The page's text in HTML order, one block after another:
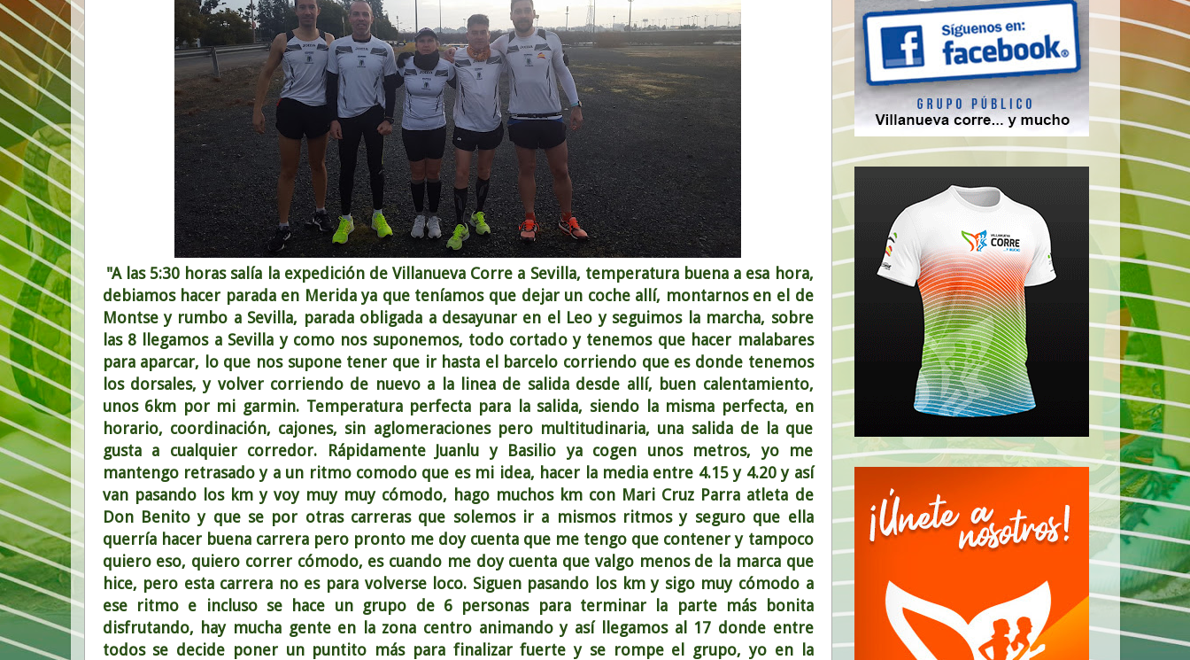
"A las 5:30 horas salía la expedición de Villanueva Corre a Sevilla, temperatura buena a esa hora,
debiamos hacer parada en Merida ya que teníamos que dejar un coche allí, montarnos en el de
Montse y rumbo a Sevilla, parada obligada a desayunar en el Leo y seguimos la marcha, sobre
las 8 llegamos a Sevilla y como nos suponemos, todo cortado y tenemos que hacer malabares
para aparcar, lo que nos supone tener que ir hasta el barcelo corriendo que es donde tenemos
los dorsales, y volver corriendo de nuevo a la linea de salida desde allí, buen calentamiento,
unos 6km por mi garmin. Temperatura perfecta para la salida, siendo la misma perfecta, en
horario, coordinación, cajones, sin aglomeraciones pero multitudinaria, una salida de la que
gusta a cualquier corredor. Rápidamente Juanlu y Basilio ya cogen unos metros, yo me
mantengo retrasado y a un ritmo comodo que es mi idea, hacer la media entre 4.15 y 4.20 y así
van pasando los km y voy muy muy cómodo, hago muchos km con Mari Cruz Parra atleta de
Don Benito y que se por otras carreras que solemos ir a mismos ritmos y seguro que ella
querría hacer buena carrera pero pronto me doy cuenta que me tengo que contener y tampoco
quiero eso, quiero correr cómodo, es cuando me doy cuenta que valgo menos de la marca que
hice, pero esta carrera no es para volverse loco. Siguen pasando los km y sigo muy cómodo a
ese ritmo e incluso se hace un grupo de 6 personas para terminar la parte más bonita
disfrutando, hay mucha gente en la zona centro animando y así llegamos al 17 donde entre
todos se decide poner un puntito más para finalizar fuerte y se rompe el grupo, yo en la